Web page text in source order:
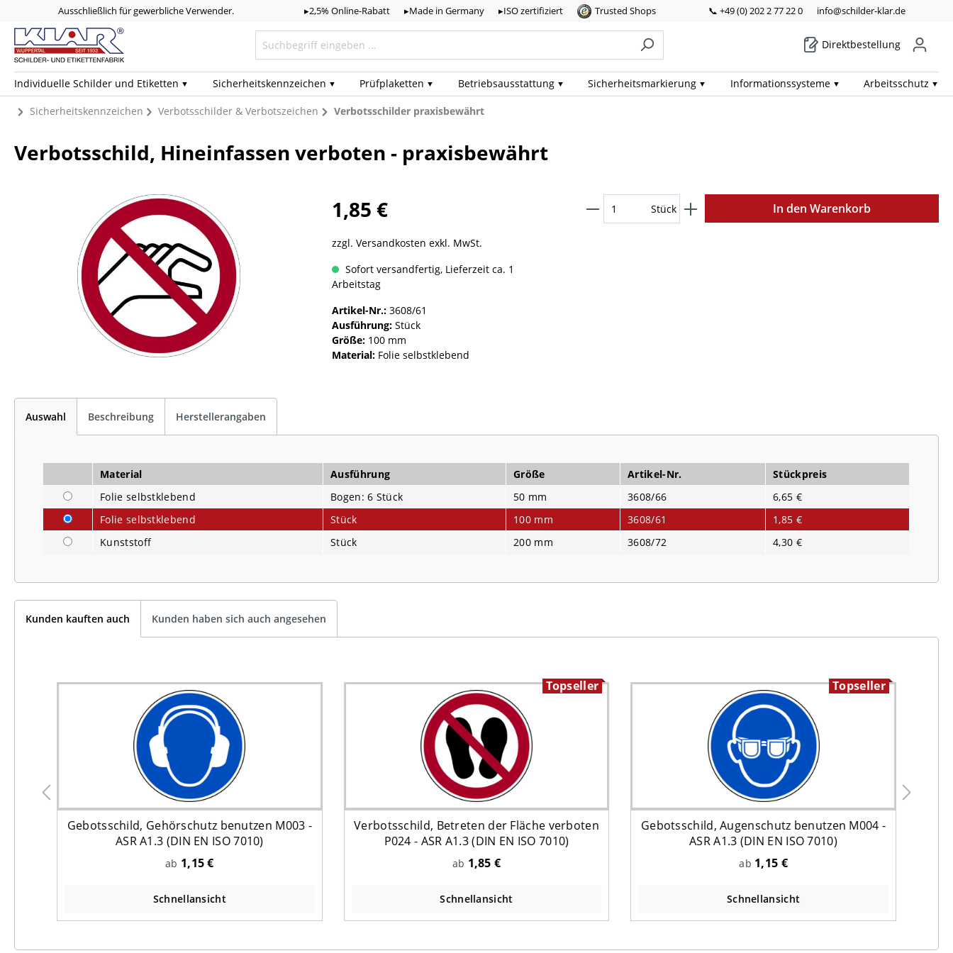
Ausschließlich für gewerbliche Verwender. ▸2,5% Online-Rabatt ▸Made in Germany ▸ISO zertifiziert Trusted Shops 📞 +49 (0) 202 2 77 22 0 info@schilder-klar.de
Direktbestellung
Individuelle Schilder und Etiketten Sicherheits­kennzeichen Prüf­plaketten Betriebs­ausstattung Sicherheits­markierung Informations­systeme Arbeits­schutz
Sicherheitskennzeichen Verbotsschilder & Verbotszeichen Verbotsschilder praxisbewährt
Verbotsschild, Hineinfassen verboten - praxisbewährt
1,85 €
zzgl. Versandkosten exkl. MwSt.
Stück In den Warenkorb
Sofort versandfertig, Lieferzeit ca. 1
Arbeitstag
Artikel-Nr.: 3608/61
Ausführung: Stück
Größe: 100 mm
Material: Folie selbstklebend
Auswahl Beschreibung Herstellerangaben
Material Ausführung Größe Artikel-Nr.
Stückpreis
Folie selbstklebend
Bogen: 6 Stück 50 mm 3608/66
6,65 €
Folie selbstklebend
Stück 100 mm 3608/61
1,85 €
Kunststoff
Stück 200 mm 3608/72 4,30 €
Kunden kauften auch Kunden haben sich auch angesehen
Gebotsschild, Gehörschutz benutzen M003 -
ASR A1.3 (DIN EN ISO 7010)
ab 1,15 €
Schnellansicht
Topseller
Verbotsschild, Betreten der Fläche verboten
P024 - ASR A1.3 (DIN EN ISO 7010)
ab 1,85 €
Schnellansicht
Topseller
Gebotsschild, Augenschutz benutzen M004 -
ASR A1.3 (DIN EN ISO 7010)
ab 1,15 €
Schnellansicht